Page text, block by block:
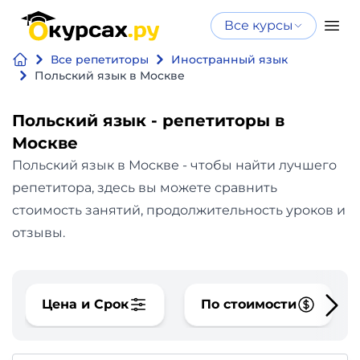
Все курсы
Все репетиторы
Иностранный язык
Польский язык в Москве
Польский язык - репетиторы в
Москве
Польский язык в Москве - чтобы найти лучшего
репетитора, здесь вы можете сравнить
стоимость занятий, продолжительность уроков и
отзывы.
Цена и Срок По стоимости
Нейросеть
и ИИ
Программирование
Бизнес
и
финансы
Аналитика
Нейросеть и ИИ
искусственному
Курсы по нейросетям
Бесплатно